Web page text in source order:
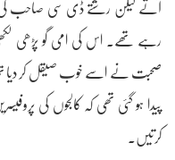
آتے لیکن رشتے ڈی سی صاحب کی
رہے تھے۔ اس کی امی گو پڑھی
صحبت نے اسے خوب صیقل کر دیا
پیدا ہو گئی تھی کہ کالجوں کی
کرتیں۔